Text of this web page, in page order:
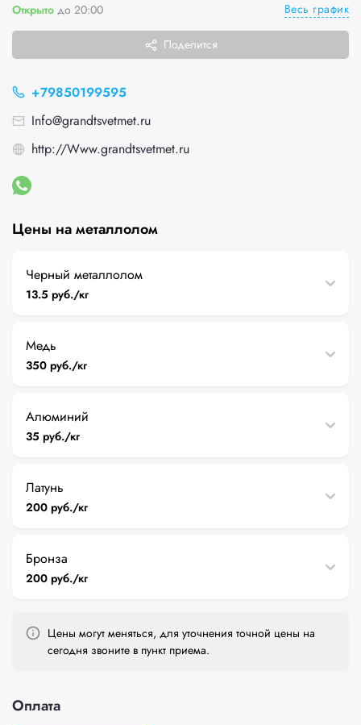
Открыто до 20:00 Весь график
Поделится
+79850199595
Info@grandtsvetmet.ru
http://Www.grandtsvetmet.ru
Цены на металлолом
Черный металлолом
13.5 руб./кг
Медь
350 руб./кг
Алюминий
35 руб./кг
Латунь
200 руб./кг
Бронза
200 руб./кг
Цены могут меняться, для уточнения точной цены на
сегодня звоните в пункт приема.
Оплата